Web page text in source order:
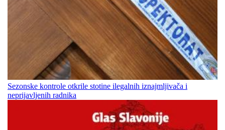
Sezonske kontrole otkrile stotine ilegalnih iznajmljivača i
neprijavljenih radnika